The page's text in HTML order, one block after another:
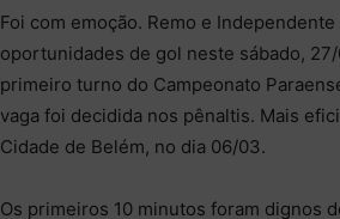
Foi com emoção. Remo e
oportunidades de gol neste sábado,
primeiro turno do Campeonato
vaga foi decidida nos pênaltis. Mais
Cidade de Belém, no dia 06/03.
Os primeiros 10 minutos foram dignos